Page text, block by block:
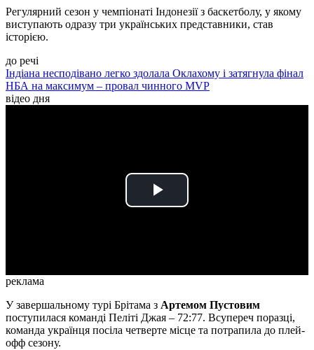
Регулярний сезон у чемпіонаті Індонезії з баскетболу, у якому
виступають одразу три українських представники, став
історією.
до речі
Індіана несподівано легко здолала Оклахому і затягнула фінал
НБА на максимум – провал чинного MVP
відео дня
Play
реклама
У завершальному турі Брітама з Артемом Пустовим
поступилася команді Пеліті Джая – 72:77. Всупереч поразці,
команда українця посіла четверте місце та потрапила до плей-
офф сезону.